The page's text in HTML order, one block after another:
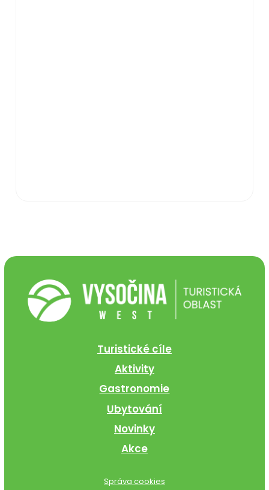
Turistické cíle
Aktivity
Gastronomie
Ubytování
Novinky
Akce
Správa cookies